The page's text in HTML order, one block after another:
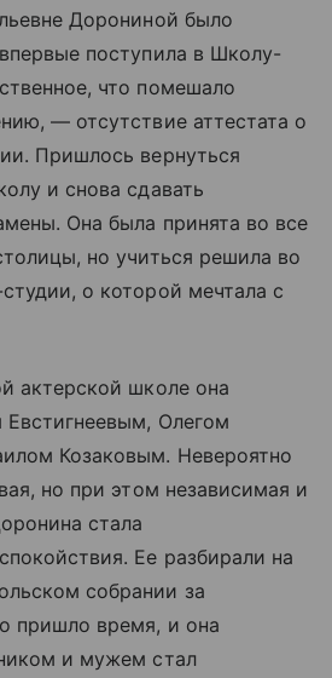
Дорониной было
поступила в Школу-
что помешало
— отсутствие аттестата о
Пришлось вернуться
и снова сдавать
Она была принята во все
но учиться решила во
о которой мечтала с
актерской школе она
Евстигнеевым, Олегом
Козаковым. Невероятно
но при этом независимая и
стала
Ее разбирали на
собрании за
пришло время, и она
и мужем стал